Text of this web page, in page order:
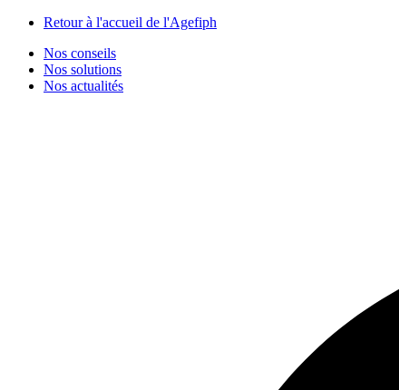
Retour à l'accueil de l'Agefiph
Nos conseils
Nos solutions
Nos actualités